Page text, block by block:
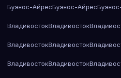
Буэнос-АйресБуэнос-Айрес
ВладивостокВладивосток
ВладивостокВладивосток
ВладивостокВладивосток